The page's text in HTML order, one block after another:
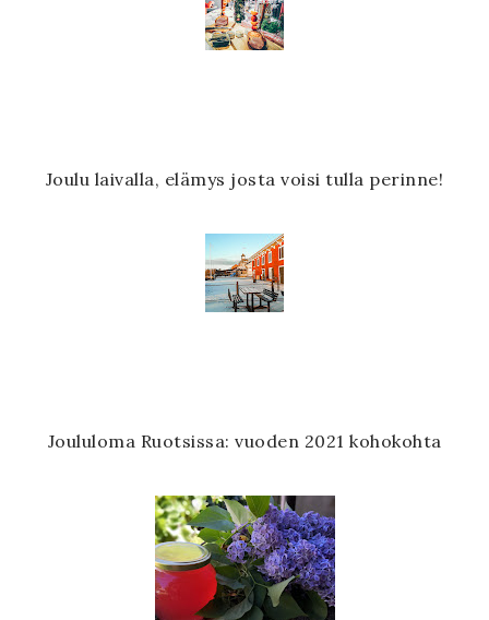
Joulu laivalla, elämys josta voisi tulla perinne!
Joululoma Ruotsissa: vuoden 2021 kohokohta